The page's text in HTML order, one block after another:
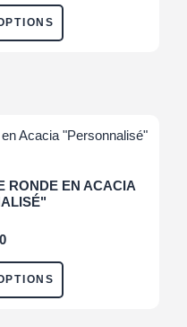
RONDE EN ACACIA